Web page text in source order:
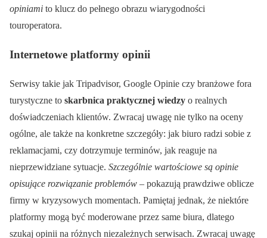
opiniami to klucz do pełnego obrazu wiarygodności
touroperatora.
Internetowe platformy opinii
Serwisy takie jak Tripadvisor, Google Opinie czy branżowe fora
turystyczne to skarbnica praktycznej wiedzy o realnych
doświadczeniach klientów. Zwracaj uwagę nie tylko na oceny
ogólne, ale także na konkretne szczegóły: jak biuro radzi sobie z
reklamacjami, czy dotrzymuje terminów, jak reaguje na
nieprzewidziane sytuacje. Szczególnie wartościowe są opinie
opisujące rozwiązanie problemów – pokazują prawdziwe oblicze
firmy w kryzysowych momentach. Pamiętaj jednak, że niektóre
platformy mogą być moderowane przez same biura, dlatego
szukaj opinii na różnych niezależnych serwisach. Zwracaj uwagę